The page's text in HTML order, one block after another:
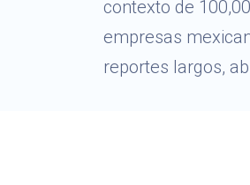
contexto de
empresas
reportes largos,